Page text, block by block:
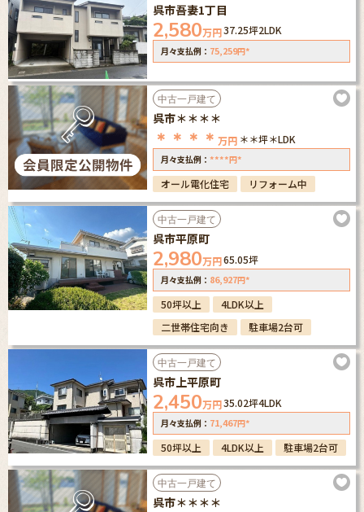
呉市吾妻1丁目
2,580万円37.25坪2LDK
月々支払例： 75,259円*
中古一戸建て
呉市＊＊＊＊
＊＊＊＊ 万円 ＊＊坪＊LDK
月々支払例： ****円*
オール電化住宅 リフォーム中
中古一戸建て
呉市平原町
2,980万円65.05坪
月々支払例： 86,927円*
50坪以上
4LDK以上
二世帯住宅向き
駐車場2台可
中古一戸建て
呉市上平原町
2,450万円35.02坪4LDK
月々支払例： 71,467円*
50坪以上 4LDK以上 駐車場2台可
中古一戸建て
呉市＊＊＊＊